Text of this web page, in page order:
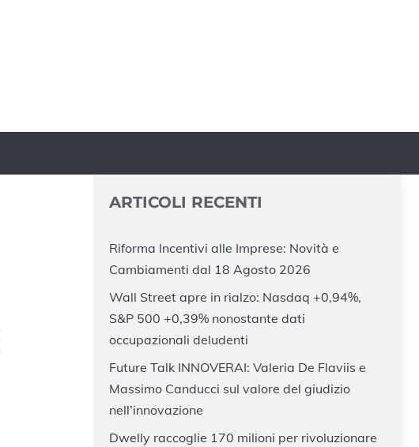
ARTICOLI RECENTI
Riforma Incentivi alle Imprese: Novità e
Cambiamenti dal 18 Agosto 2026
Wall Street apre in rialzo: Nasdaq +0,94%,
S&P 500 +0,39% nonostante dati
occupazionali deludenti
Future Talk INNOVERAI: Valeria De Flaviis e
Massimo Canducci sul valore del giudizio
nell’innovazione
Dwelly raccoglie 170 milioni per rivoluzionare